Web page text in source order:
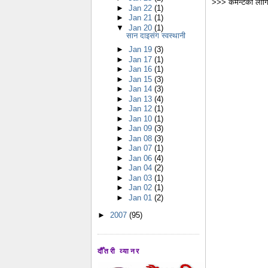
►Jan 22(1)
►Jan 21(1)
▼Jan 20(1)
सान दाइसंग स्वस्थानी
►Jan 19(3)
►Jan 17(1)
►Jan 16(1)
►Jan 15(3)
►Jan 14(3)
►Jan 13(4)
►Jan 12(1)
►Jan 10(1)
►Jan 09(3)
►Jan 08(3)
►Jan 07(1)
►Jan 06(4)
►Jan 04(2)
►Jan 03(1)
►Jan 02(1)
►Jan 01(2)
► 2007 (95)
दौँतरी व्यानर
>>> कमेन्टको